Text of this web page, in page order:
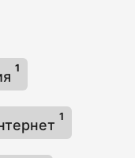
1
1